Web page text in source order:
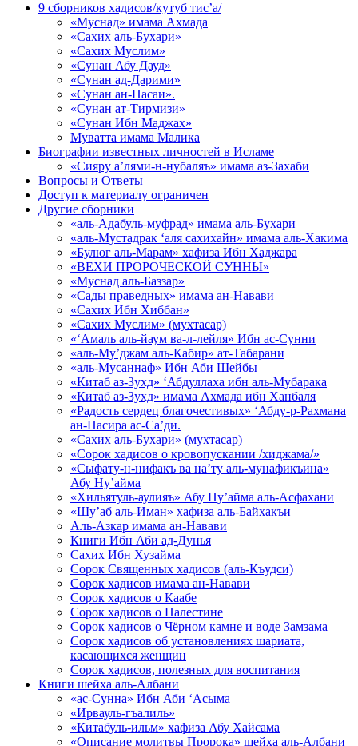
9 сборников хадисов/кутуб тис’а/
«Муснад» имама Ахмада
«Сахих аль-Бухари»
«Сахих Муслим»
«Сунан Абу Дауд»
«Сунан ад-Дарими»
«Сунан ан-Насаи».
«Сунан ат-Тирмизи»
«Сунан Ибн Маджах»
Муватта имама Малика
Биографии известных личностей в Исламе
«Сияру а’лями-н-нубаляъ» имама аз-Захаби
Вопросы и Ответы
Доступ к материалу ограничен
Другие сборники
«аль-Адабуль-муфрад» имама аль-Бухари
«аль-Мустадрак ‘аля сахихайн» имама аль-Хакима
«Булюг аль-Марам» хафиза Ибн Хаджара
«ВЕХИ ПРОРОЧЕСКОЙ СУННЫ»
«Муснад аль-Баззар»
«Сады праведных» имама ан-Навави
«Сахих Ибн Хиббан»
«Сахих Муслим» (мухтасар)
«‘Амаль аль-йаум ва-л-лейля» Ибн ас-Сунни
«аль-Му’джам аль-Кабир» ат-Табарани
«аль-Мусаннаф» Ибн Аби Шейбы
«Китаб аз-Зухд» ‘Абдуллаха ибн аль-Мубарака
«Китаб аз-Зухд» имама Ахмада ибн Ханбаля
«Радость сердец благочестивых» ‘Абду-р-Рахмана
ан-Насира ас-Са’ди.
«Сахих аль-Бухари» (мухтасар)
«Сорок хадисов о кровопускании /хиджама/»
«Сыфату-н-нифакъ ва на’ту аль-мунафикъина»
Абу Ну’айма
«Хильятуль-аулияъ» Абу Ну’айма аль-Асфахани
«Шу’аб аль-Иман» хафиза аль-Байхакъи
Аль-Азкар имама ан-Навави
Книги Ибн Аби ад-Дунья
Сахих Ибн Хузайма
Сорок Священных хадисов (аль-Къудси)
Сорок хадисов имама ан-Навави
Сорок хадисов о Каабе
Сорок хадисов о Палестине
Сорок хадисов о Чёрном камне и воде Замзама
Сорок хадисов об установлениях шариата,
касающихся женщин
Сорок хадисов, полезных для воспитания
Книги шейха аль-Албани
«ас-Сунна» Ибн Аби ‘Асыма
«Ирвауль-гъалиль»
«Китабуль-ильм» хафиза Абу Хайсама
«Описание молитвы Пророка» шейха аль-Албани